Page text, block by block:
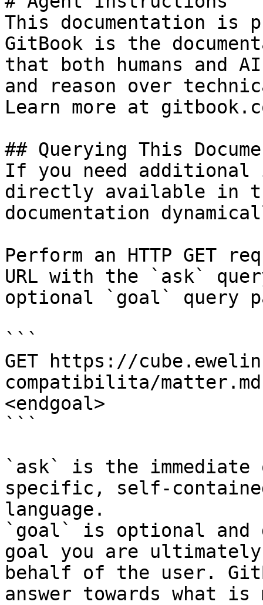
This documentation is
GitBook is the
that both humans and
and reason over
Learn more at
## Querying This
If you need
directly available in
documentation
Perform an HTTP GET
URL with the `ask`
optional `goal` query
```
GET https://
compatibilita/
<endgoal>
```
`ask` is the
specific, self-
language.
`goal` is optional and
goal you are
behalf of the user.
answer towards what